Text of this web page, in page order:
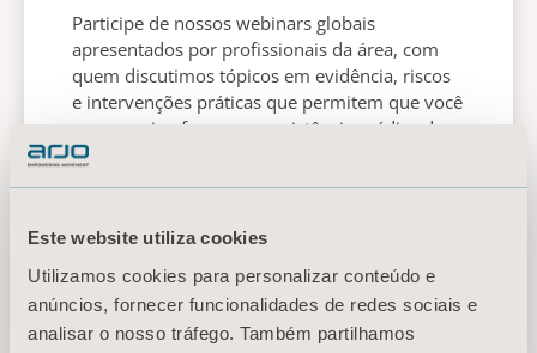
Este website utiliza cookies
Utilizamos cookies para personalizar conteúdo e
anúncios, fornecer funcionalidades de redes sociais e
analisar o nosso tráfego. Também partilhamos
Participe de nossos webinars globais
apresentados por profissionais da área, com
quem discutimos tópicos em evidência, riscos
e intervenções práticas que permitem que você
e sua equipe forneçam assistência médica de
boa qualidade.
INSCREVA-SE EM NOSSOS